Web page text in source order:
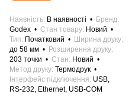
Наявність В наявності
Бренд
Godex
Стан товару Новий
Тип
Початковий
Ширина друку
до 58 мм
Розширення друку
203 точки
Стан
Новий
Метод друку Термодрук
Інтерфейс підключення USB,
RS-232, Ethernet, USB-COM